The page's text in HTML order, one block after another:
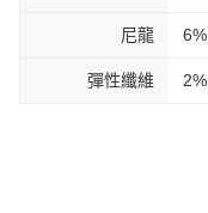
尼龍 6%
彈性纖維 2%